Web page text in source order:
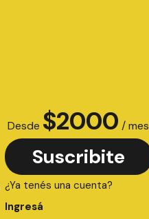
Desde $2000 / mes
Suscribite
¿Ya tenés una cuenta?
Ingresá